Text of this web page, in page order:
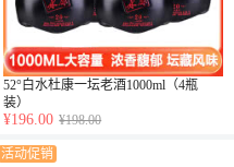
52°白水杜康一坛老酒1000ml（4瓶
装）
¥196.00 ¥198.00
活动促销